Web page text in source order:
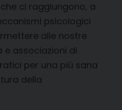
ci raggiungono, a
psicologici
alle nostre
e associazioni di
per una più sana
della